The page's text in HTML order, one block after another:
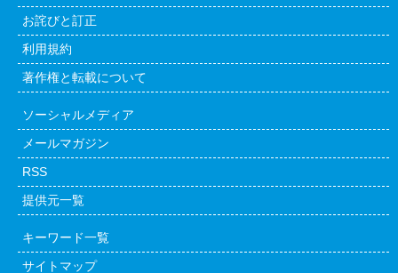
お詫びと訂正
利用規約
著作権と転載について
ソーシャルメディア
メールマガジン
RSS
提供元一覧
キーワード一覧
サイトマップ